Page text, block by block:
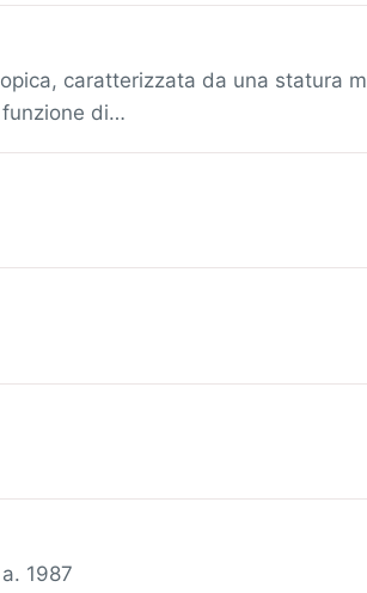
caratterizzata da una statura
di…
1987